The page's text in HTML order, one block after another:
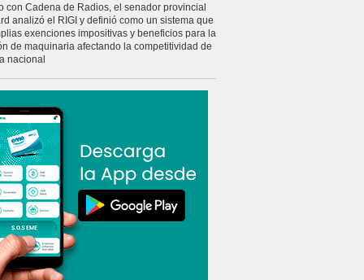
con Cadena de Radios, el senador provincial
analizó el RIGI y definió como un sistema que
exenciones impositivas y beneficios para la
de maquinaria afectando la competitividad de
nacional